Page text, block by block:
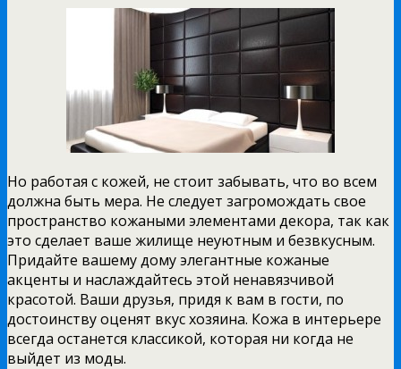
Но работая с кожей, не стоит забывать, что во всем
должна быть мера. Не следует загромождать свое
пространство кожаными элементами декора, так как
это сделает ваше жилище неуютным и безвкусным.
Придайте вашему дому элегантные кожаные
акценты и наслаждайтесь этой ненавязчивой
красотой. Ваши друзья, придя к вам в гости, по
достоинству оценят вкус хозяина. Кожа в интерьере
всегда останется классикой, которая ни когда не
выйдет из моды.